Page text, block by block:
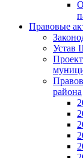
Правовые
Устав
района